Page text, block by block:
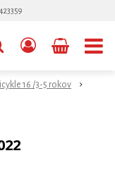
16 /3-5 rokov